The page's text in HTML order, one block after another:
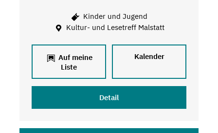
Kinder und Jugend
Kultur- und Lesetreff Malstatt
Auf meine
Liste
Kalender
Detail